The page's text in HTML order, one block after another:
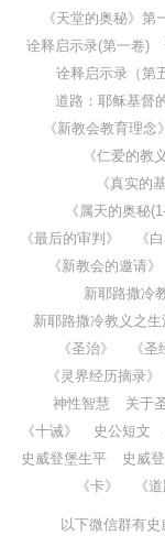
《天堂的奥秘》第
诠释启示录(第一卷)
诠释启示录（第
道路：耶稣基督
《新教会教育理念》
《仁爱的教
《真实的
《属天的奥秘
《最后的审判》
《
《新教会的邀请》
新耶路撒冷
新耶路撒冷教义之生
《圣治》
《
《灵界经历摘录》
神性智慧
关于
《十诫》
史公短文
史威登堡生平
史威
《卡》
《
以下微信群有史